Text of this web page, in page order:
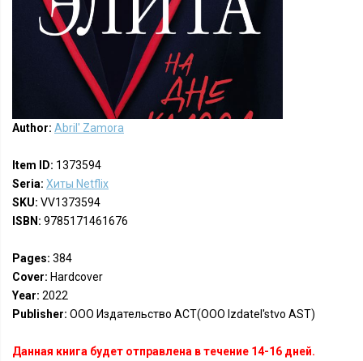
Author: Abril' Zamora
Item ID: 1373594
Seria: Хиты Netflix
SKU: VV1373594
ISBN: 9785171461676
Pages: 384
Cover: Hardcover
Year: 2022
Publisher: ООО Издательство АСТ(OOO Izdatel'stvo AST)
Данная книга будет отправлена в течение 14-16 дней.